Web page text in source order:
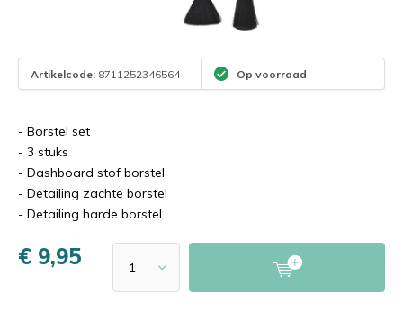
Artikelcode: 8711252346564 Op voorraad
- Borstel set
- 3 stuks
- Dashboard stof borstel
- Detailing zachte borstel
- Detailing harde borstel
€ 9,95